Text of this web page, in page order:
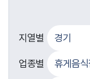
지열별
업종별